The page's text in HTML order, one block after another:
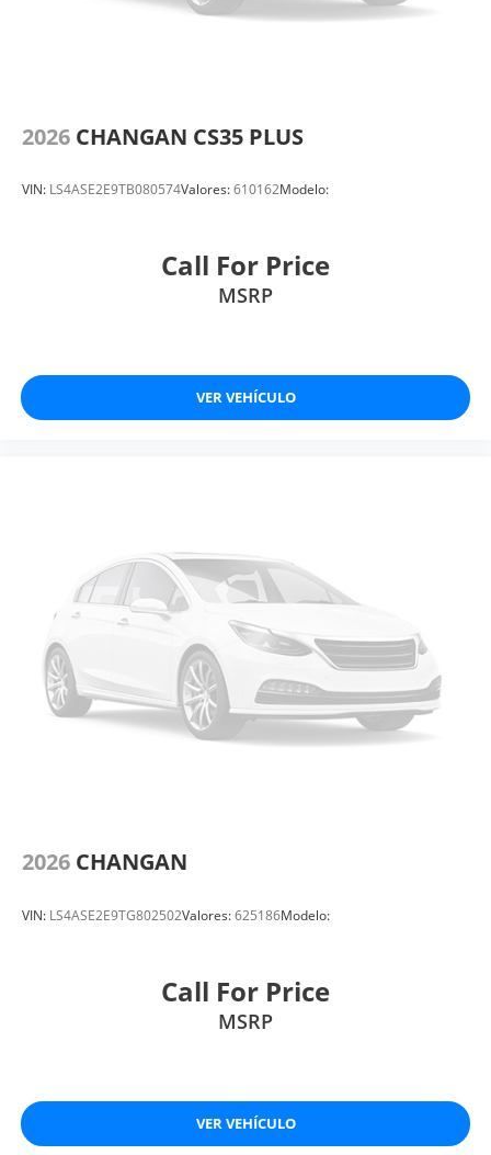
2026 CHANGAN CS35 PLUS
VIN: LS4ASE2E9TB080574Valores:610162Modelo:
Call For Price
MSRP
VER VEHÍCULO
2026 CHANGAN
VIN: LS4ASE2E9TG802502Valores:625186Modelo:
Call For Price
MSRP
VER VEHÍCULO